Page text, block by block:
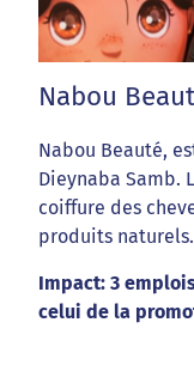
Nabou
Nabou Beauté,
Dieynaba Samb.
coiffure des
produits naturels.
Impact: 3
celui de la